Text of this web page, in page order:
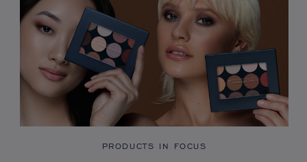
PRODUCTS IN FOCUS